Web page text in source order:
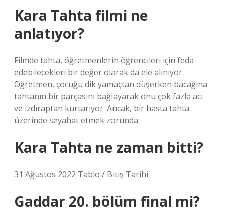
Kara Tahta filmi ne
anlatıyor?
Filmde tahta, öğretmenlerin öğrencileri için feda
edebilecekleri bir değer olarak da ele alınıyor.
Öğretmen, çocuğu dik yamaçtan düşerken bacağına
tahtanın bir parçasını bağlayarak onu çok fazla acı
ve ızdıraptan kurtarıyor. Ancak, bir hasta tahta
üzerinde seyahat etmek zorunda.
Kara Tahta ne zaman bitti?
31 Ağustos 2022 Tablo / Bitiş Tarihi
Gaddar 20. bölüm final mi?